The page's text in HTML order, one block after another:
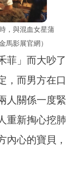
，與混血女星蒲
馬影展官網）
菲」而大吵了
，而男方在口
人關係一度緊
重新掏心挖肺
內心的寶貝，